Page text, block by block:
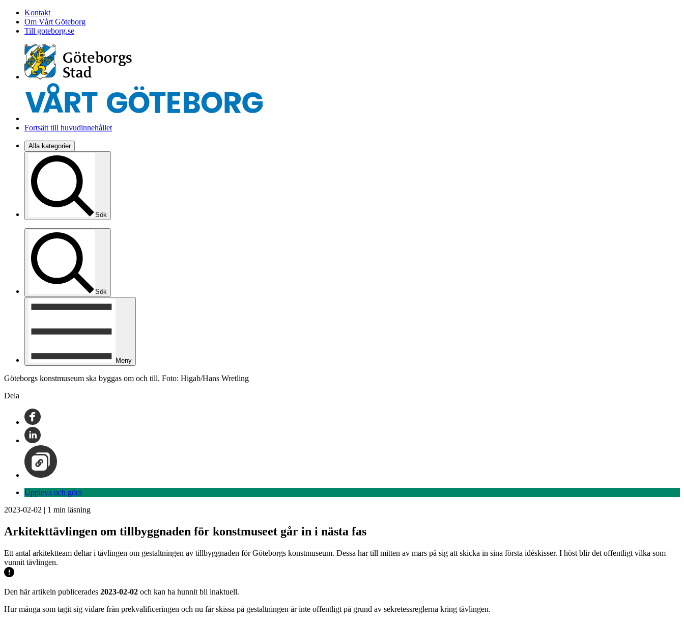
Kontakt
Om Vårt Göteborg
Till goteborg.se
Fortsätt till huvudinnehållet
Alla kategorier
Sök
Sök
Meny
Göteborgs konstmuseum ska byggas om och till. Foto: Higab/Hans Wretling
Dela
Uppleva och göra
2023-02-02 | 1 min läsning
Arkitekttävlingen om tillbyggnaden för konstmuseet går in i nästa fas
Ett antal arkitektteam deltar i tävlingen om gestaltningen av tillbyggnaden för Göteborgs konstmuseum. Dessa har till mitten av mars på sig att skicka in sina första idéskisser. I höst blir det offentligt vilka som
vunnit tävlingen.
Den här artikeln publicerades 2023-02-02 och kan ha hunnit bli inaktuell.
Hur många som tagit sig vidare från prekvalificeringen och nu får skissa på gestaltningen är inte offentligt på grund av sekretessreglerna kring tävlingen.